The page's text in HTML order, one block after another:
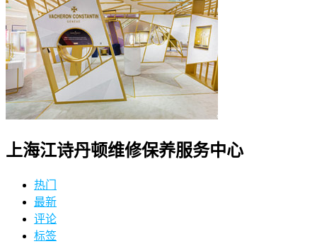
上海江诗丹顿维修保养服务中心
热门
最新
评论
标签